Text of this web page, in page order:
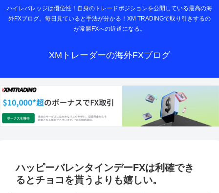
ハイレバレッジは優位性！自身のトレードポジションを公開している最高の海
外FXブログ。毎日見ていると手法が分かる！XM TRADINGで取り引きするの
が常勝FXへの近道になる。
XMトレーダーの海外FXブログ
ハッピーバレンタインデーFXは利確でき
るとチョコを貰うよりも嬉しい。